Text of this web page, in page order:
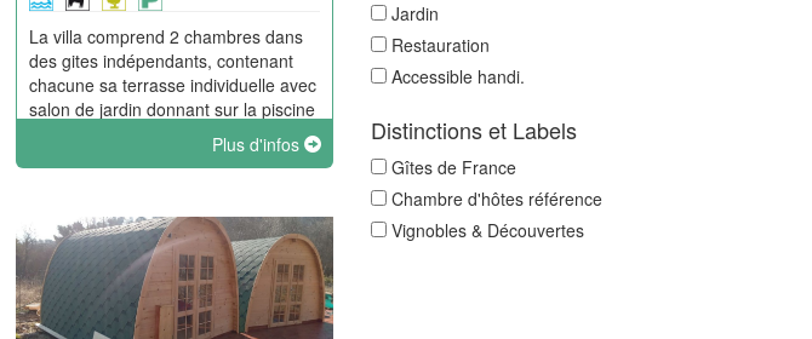
La villa comprend 2 chambres dans
des gites indépendants, contenant
chacune sa terrasse individuelle avec
salon de jardin donnant sur la piscine
et vue sur la Sainte Baume.Plus d'infos
Jardin
Restauration
Accessible handi.
Distinctions et Labels
Gîtes de France
Chambre d'hôtes référence
Vignobles & Découvertes